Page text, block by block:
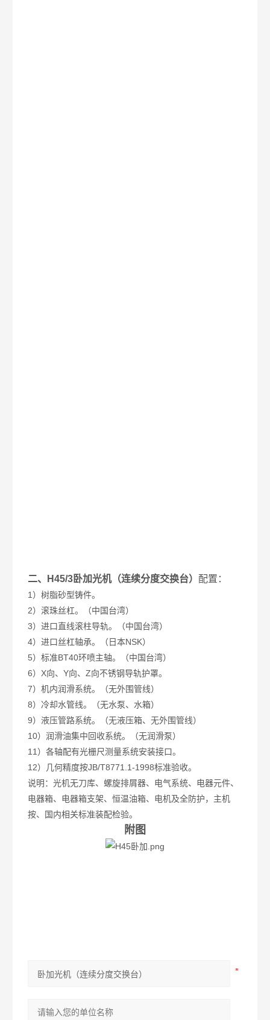
二、H45/3卧加光机（连续分度交换台） 配置：
1）树脂砂型铸件。
2）滚珠丝杠。（中国台湾）
3）进口直线滚柱导轨。（中国台湾）
4）进口丝杠轴承。（日本NSK）
5）标准BT40环喷主轴。（中国台湾）
6）X向、Y向、Z向不锈钢导轨护罩。
7）机内润滑系统。（无外围管线）
8）冷却水管线。（无水泵、水箱）
9）液压管路系统。（无液压箱、无外围管线）
10）润滑油集中回收系统。（无润滑泵）
11）各轴配有光栅尺测量系统安装接口。
12）几何精度按JB/T8771.1-1998标准验收。
说明：光机无刀库、螺旋排屑器、电气系统、电器元件、
电器箱、电器箱支架、恒温油箱、电机及全防护，主机
按、国内相关标准装配检验。
附图